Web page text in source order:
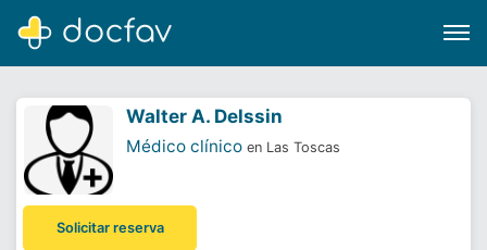
Software para clínicas
Walter A. Delssin
Médico clínico en Las Toscas
Solicitar reserva